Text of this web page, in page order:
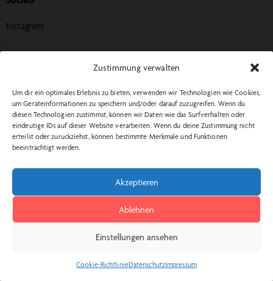
Zustimmung verwalten
Um dir ein optimales Erlebnis zu bieten, verwenden wir Technologien wie Cookies,
um Geräteinformationen zu speichern und/oder darauf zuzugreifen. Wenn du
diesen Technologien zustimmst, können wir Daten wie das Surfverhalten oder
eindeutige IDs auf dieser Website verarbeiten. Wenn du deine Zustimmung nicht
erteilst oder zurückziehst, können bestimmte Merkmale und Funktionen
beeinträchtigt werden.
Akzeptieren
Ablehnen
Einstellungen ansehen
Cookie-RichtlinieDatenschutzImpressum
Instagram
ThemeREX© {{Y}}. All Rights Reserved.